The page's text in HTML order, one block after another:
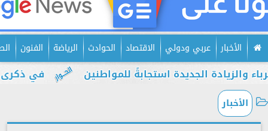
الأخبار عربي ودولي الاقتصاد الحوادث الرياضة الفنون
في ذكرى الجديدة استجابةً للمواطنين
الأخبار